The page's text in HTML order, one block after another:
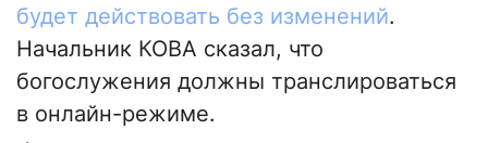
будет действовать без изменений.
Начальник КОВА сказал, что
богослужения должны транслироваться
в онлайн-режиме.